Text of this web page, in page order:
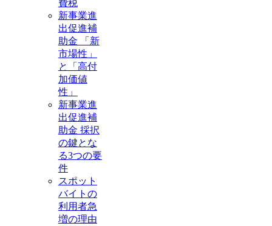
費税
新事業進
出促進補
助金 「新
市場性」
と「高付
加価値
性」
新事業進
出促進補
助金 採択
の鍵とな
る3つの要
件
スポット
バイトの
利用者急
増の理由